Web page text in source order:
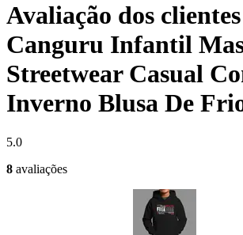
Avaliação dos
Canguru Infantil
Streetwear Casual
Inverno Blusa De
5.0
8 avaliações